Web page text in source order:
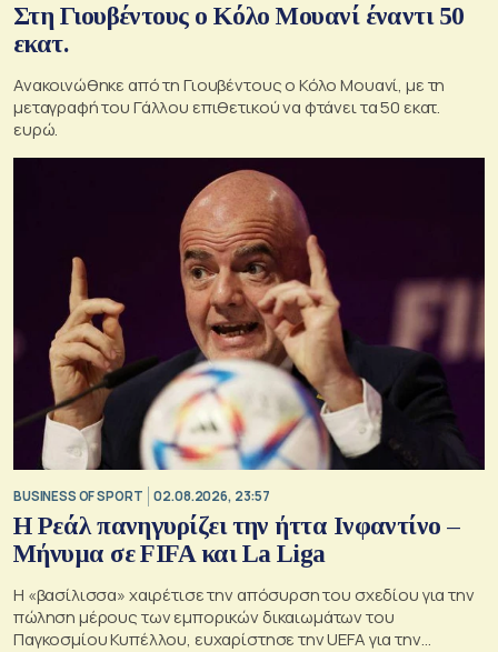
Στη Γιουβέντους ο Κόλο Μουανί έναντι 50
εκατ.
Ανακοινώθηκε από τη Γιουβέντους ο Κόλο Μουανί, με τη
μεταγραφή του Γάλλου επιθετικού να φτάνει τα 50 εκατ.
ευρώ.
BUSINESS OF SPORT 02.08.2026, 23:57
Η Ρεάλ πανηγυρίζει την ήττα Ινφαντίνο –
Μήνυμα σε FIFA και La Liga
Η «βασίλισσα» χαιρέτισε την απόσυρση του σχεδίου για την
πώληση μέρους των εμπορικών δικαιωμάτων του
Παγκοσμίου Κυπέλλου, ευχαρίστησε την UEFA για την